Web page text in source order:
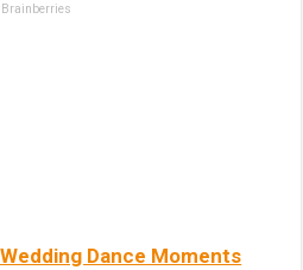
Brainberries
Dance Moments